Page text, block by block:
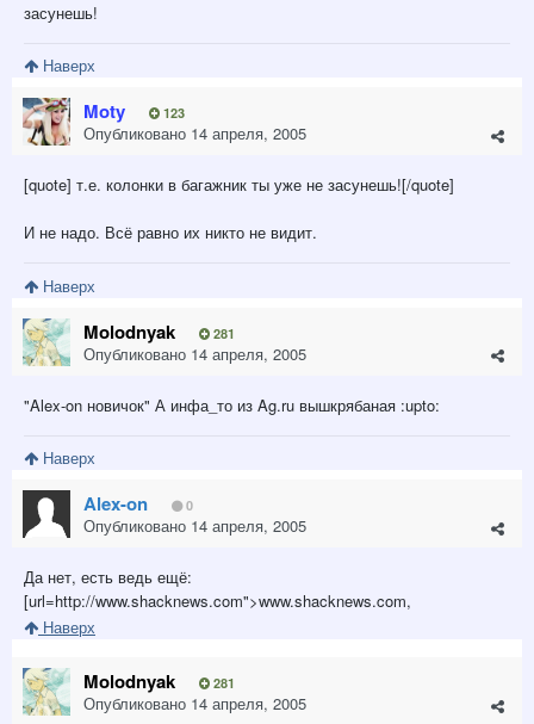
засунешь!
Наверх
Moty 123
Опубликовано 14 апреля, 2005
[quote] т.е. колонки в багажник ты уже не засунешь![/quote]
И не надо. Всё равно их никто не видит.
Наверх
Molodnyak 281
Опубликовано 14 апреля, 2005
"Alex-on новичок" А инфа_то из Ag.ru вышкрябаная :upto:
Наверх
Alex-on 0
Опубликовано 14 апреля, 2005
Да нет, есть ведь ещё:
[url=http://www.shacknews.com">www.shacknews.com,
Наверх
Molodnyak 281
Опубликовано 14 апреля, 2005